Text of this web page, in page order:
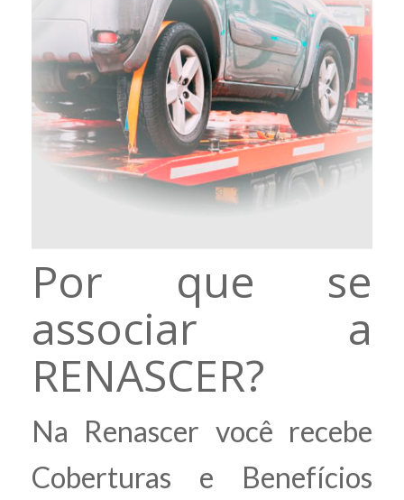
Por que se
associar a
RENASCER?
Na Renascer você recebe
Coberturas e Benefícios